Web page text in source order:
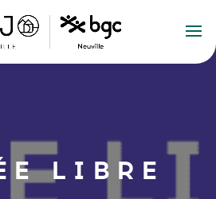
LIBRE